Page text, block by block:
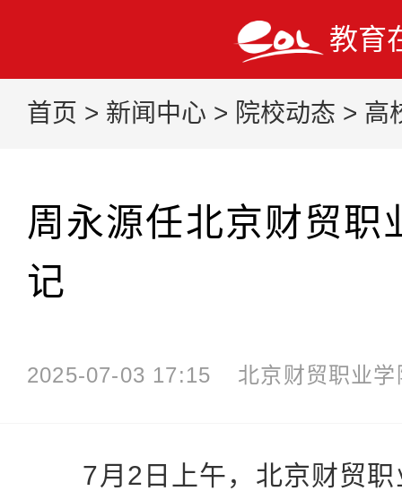
教育
首页 > 新闻中心 > 院校动态 > 高
周永源任北京财贸职
记
2025-07-03 17:15 北京财贸职业学
7月2日上午，北京财贸职